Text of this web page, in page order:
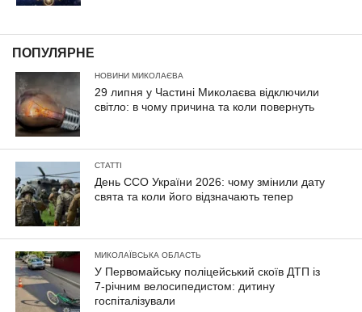
ПОПУЛЯРНЕ
НОВИНИ МИКОЛАЄВА
29 липня у Частині Миколаєва відключили
світло: в чому причина та коли повернуть
СТАТТІ
День ССО України 2026: чому змінили дату
свята та коли його відзначають тепер
МИКОЛАЇВСЬКА ОБЛАСТЬ
У Первомайську поліцейський скоїв ДТП із
7-річним велосипедистом: дитину
госпіталізували